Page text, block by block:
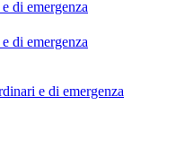
di emergenza
di emergenza
e di emergenza